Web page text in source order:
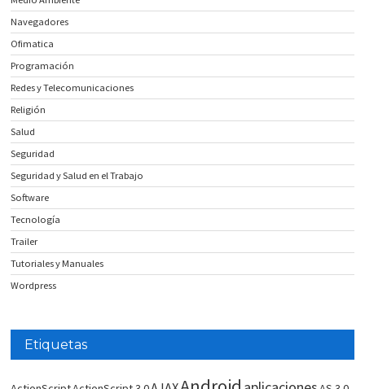
Navegadores
Ofimatica
Programación
Redes y Telecomunicaciones
Religión
Salud
Seguridad
Seguridad y Salud en el Trabajo
Software
Tecnología
Trailer
Tutoriales y Manuales
Wordpress
Etiquetas